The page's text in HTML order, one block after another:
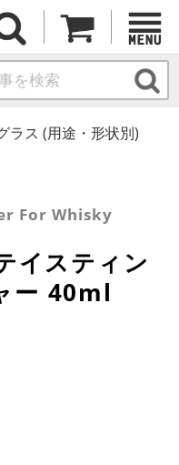
ラス (用途・形状別)
For Whisky
イスティン
ー 40ml